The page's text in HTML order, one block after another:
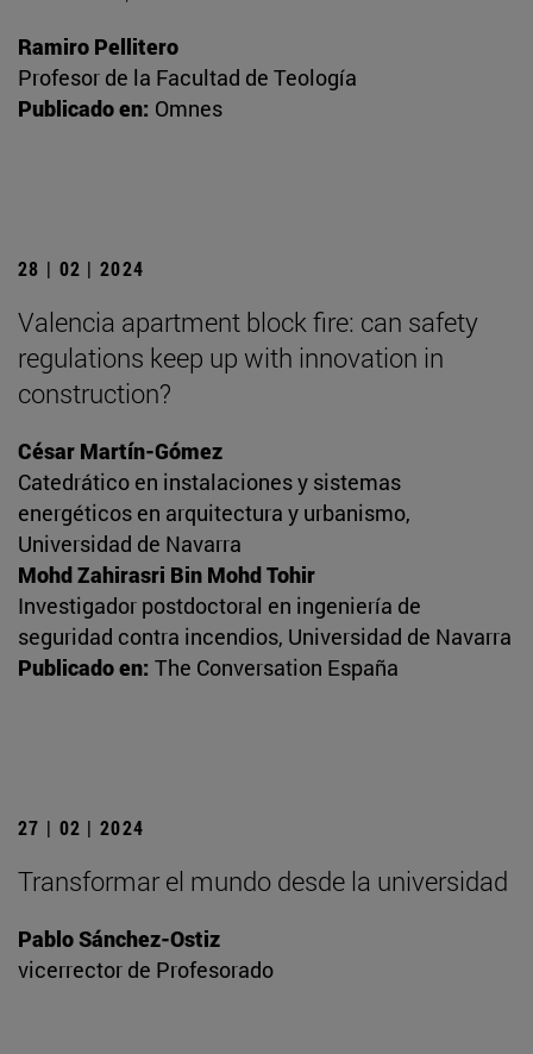
Ramiro Pellitero
Profesor de la Facultad de Teología
Publicado en: Omnes
28 | 02 | 2024
Valencia apartment block fire: can safety
regulations keep up with innovation in
construction?
César Martín-Gómez
Catedrático en instalaciones y sistemas
energéticos en arquitectura y urbanismo,
Universidad de Navarra
Mohd Zahirasri Bin Mohd Tohir
Investigador postdoctoral en ingeniería de
seguridad contra incendios, Universidad de Navarra
Publicado en: The Conversation España
27 | 02 | 2024
Transformar el mundo desde la universidad
Pablo Sánchez-Ostiz
vicerrector de Profesorado